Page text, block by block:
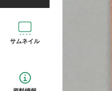
サムネイル